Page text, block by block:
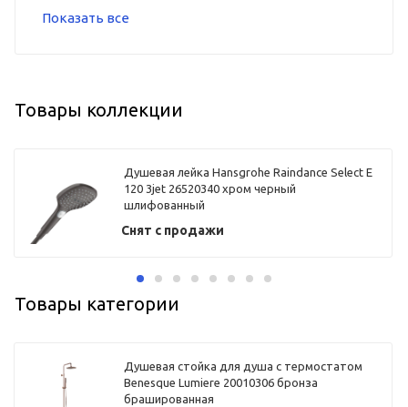
Показать все
Товары коллекции
Душевая лейка Hansgrohe Raindance Select E
120 3jet 26520340 хром черный
шлифованный
Снят с продажи
Товары категории
Душевая стойка для душа с термостатом
Benesque Lumiere 20010306 бронза
брашированная